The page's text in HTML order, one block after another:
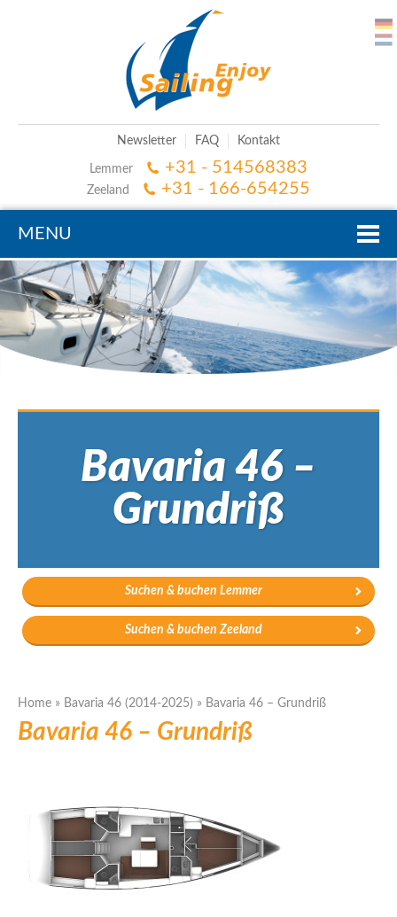
Newsletter FAQ Kontakt
Lemmer +31 - 514568383
Zeeland +31 - 166-654255
MENU
Bavaria 46 –
Grundriß
Suchen & buchen Lemmer
Suchen & buchen Zeeland
Home » Bavaria 46 (2014-2025) » Bavaria 46 – Grundriß
Bavaria 46 – Grundriß